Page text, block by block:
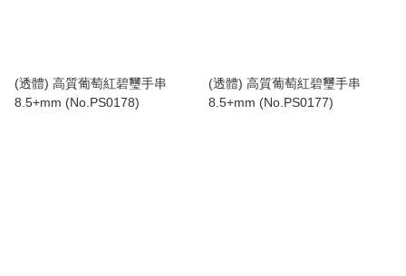
(透體) 高質葡萄紅碧璽手串
8.5+mm (No.PS0178)
(透體) 高質葡萄紅碧璽手串
8.5+mm (No.PS0177)